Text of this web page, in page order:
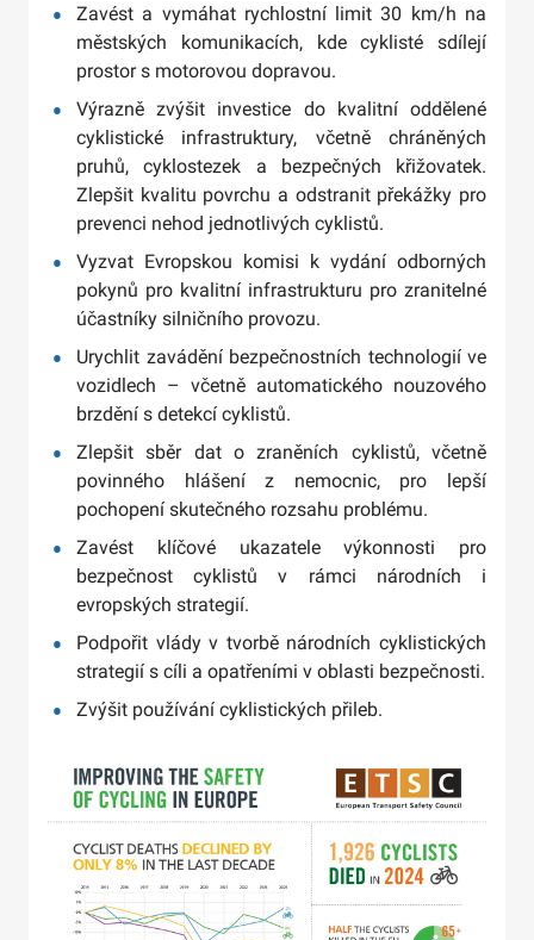
Zavést a vymáhat rychlostní limit 30 km/h na
městských komunikacích, kde cyklisté sdílejí
prostor s motorovou dopravou.
Výrazně zvýšit investice do kvalitní oddělené
cyklistické infrastruktury, včetně chráněných
pruhů, cyklostezek a bezpečných křižovatek.
Zlepšit kvalitu povrchu a odstranit překážky pro
prevenci nehod jednotlivých cyklistů.
Vyzvat Evropskou komisi k vydání odborných
pokynů pro kvalitní infrastrukturu pro zranitelné
účastníky silničního provozu.
Urychlit zavádění bezpečnostních technologií ve
vozidlech – včetně automatického nouzového
brzdění s detekcí cyklistů.
Zlepšit sběr dat o zraněních cyklistů, včetně
povinného hlášení z nemocnic, pro lepší
pochopení skutečného rozsahu problému.
Zavést klíčové ukazatele výkonnosti pro
bezpečnost cyklistů v rámci národních i
evropských strategií.
Podpořit vlády v tvorbě národních cyklistických
strategií s cíli a opatřeními v oblasti bezpečnosti.
Zvýšit používání cyklistických přileb.